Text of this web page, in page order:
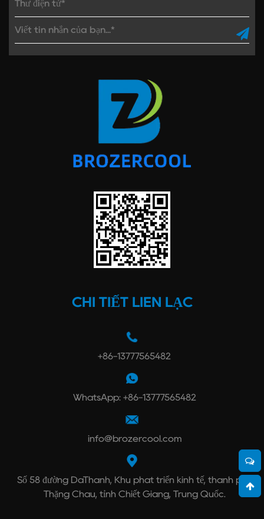
CHI TIẾT LIÊN LẠC
+86-13777565482
WhatsApp: +86-13777565482
info@brozercool.com
Số 58 đường DaThành, Khu phát triển kinh tế, thành phố
Thặng Châu, tỉnh Chiết Giang, Trung Quốc.